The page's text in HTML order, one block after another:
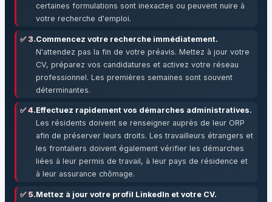
certaines formulations sont inexactes ou peuvent nuire à
votre recherche d'emploi.
✅ 3.Commencez votre recherche immédiatement.
N'attendez pas la fin de votre préavis. Mettez à jour votre
CV, préparez vos candidatures et activez votre réseau
professionnel. Les premières semaines sont souvent
déterminantes.
✅ 4.Effectuez rapidement vos démarches administratives.
Les résidents doivent se renseigner auprès de leur ORP
afin de préserver leurs droits. Les travailleurs étrangers et
les frontaliers doivent également vérifier les démarches
liées à leur permis de travail, à leur pays de résidence et
à leur assurance chômage.
✅ 5.Mettez à jour votre profil LinkedIn et votre CV.